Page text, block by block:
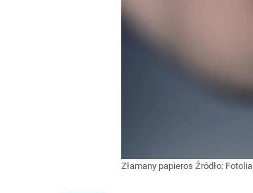
Złamany papieros Źródło: Fotolia